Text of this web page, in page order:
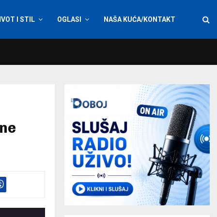
I STIL OGLASI NAŠA KUĆA/KONTAKT